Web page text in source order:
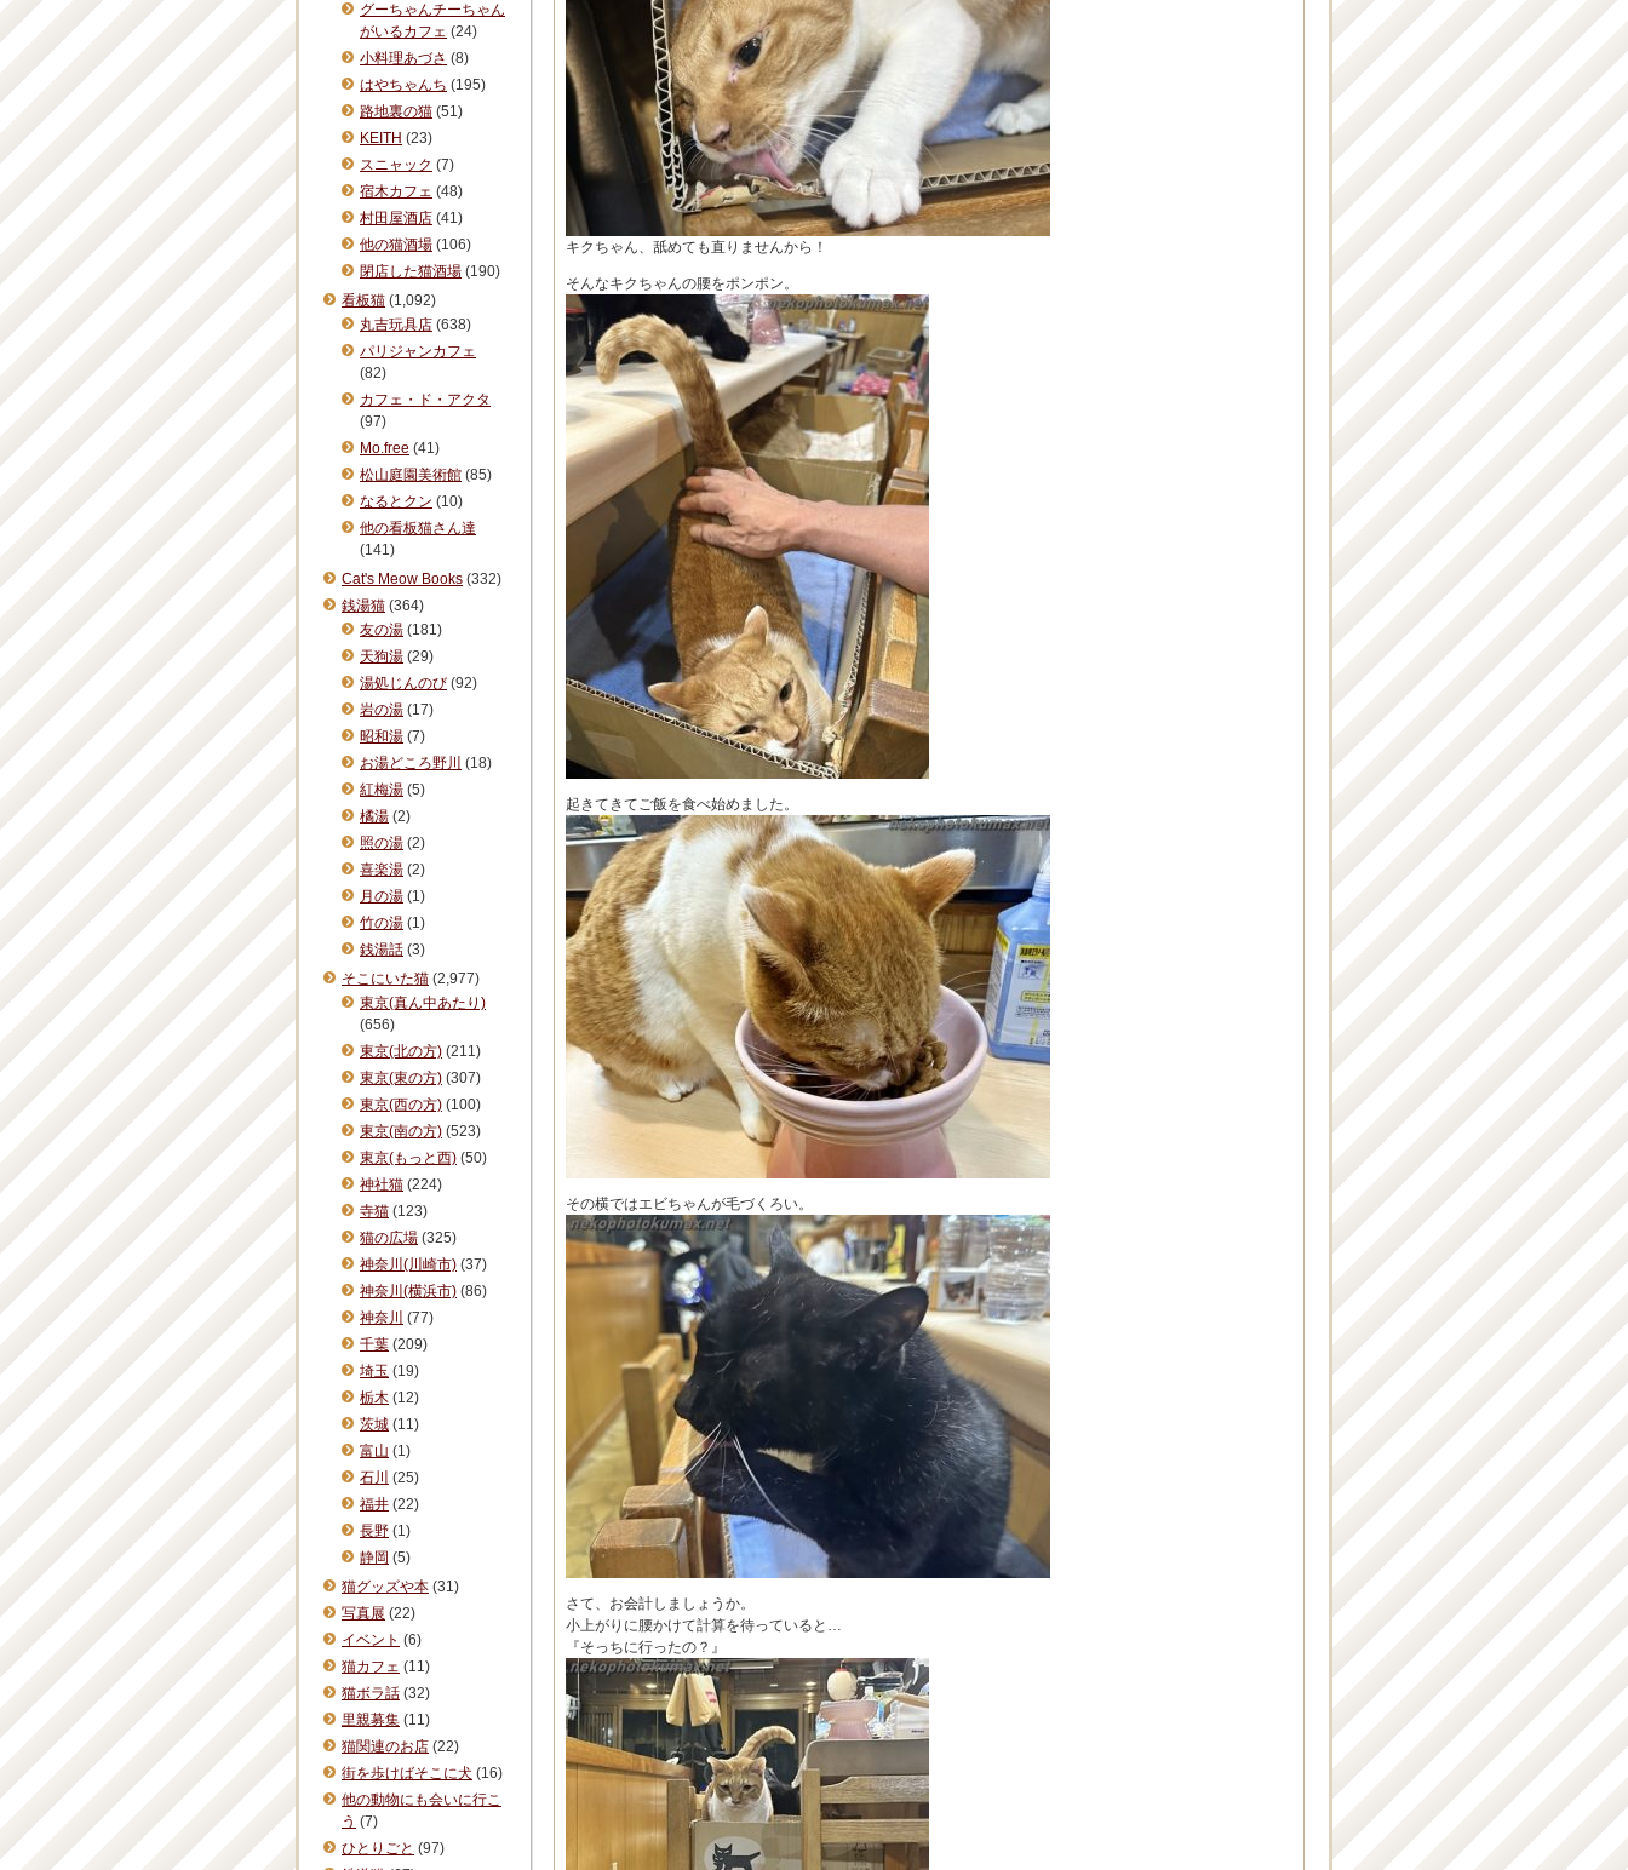
キクちゃん、舐めても直りませんから！
そんなキクちゃんの腰をポンポン。
起きてきてご飯を食べ始めました。
その横ではエビちゃんが毛づくろい。
さて、お会計しましょうか。
小上がりに腰かけて計算を待っていると…
『そっちに行ったの？』
グーちゃんチーちゃん
がいるカフェ (24)
小料理あづさ (8)
はやちゃんち (195)
路地裏の猫 (51)
KEITH (23)
スニャック (7)
宿木カフェ (48)
村田屋酒店 (41)
他の猫酒場 (106)
閉店した猫酒場 (190)
看板猫 (1,092)
丸吉玩具店 (638)
パリジャンカフェ
(82)
カフェ・ド・アクタ
(97)
Mo.free (41)
松山庭園美術館 (85)
なるとクン (10)
他の看板猫さん達
(141)
Cat's Meow Books (332)
銭湯猫 (364)
友の湯 (181)
天狗湯 (29)
湯処じんのび (92)
岩の湯 (17)
昭和湯 (7)
お湯どころ野川 (18)
紅梅湯 (5)
橘湯 (2)
照の湯 (2)
喜楽湯 (2)
月の湯 (1)
竹の湯 (1)
銭湯話 (3)
そこにいた猫 (2,977)
東京(真ん中あたり)
(656)
東京(北の方) (211)
東京(東の方) (307)
東京(西の方) (100)
東京(南の方) (523)
東京(もっと西) (50)
神社猫 (224)
寺猫 (123)
猫の広場 (325)
神奈川(川崎市) (37)
神奈川(横浜市) (86)
神奈川 (77)
千葉 (209)
埼玉 (19)
栃木 (12)
茨城 (11)
富山 (1)
石川 (25)
福井 (22)
長野 (1)
静岡 (5)
猫グッズや本 (31)
写真展 (22)
イベント (6)
猫カフェ (11)
猫ボラ話 (32)
里親募集 (11)
猫関連のお店 (22)
街を歩けばそこに犬 (16)
他の動物にも会いに行こ
う (7)
ひとりごと (97)